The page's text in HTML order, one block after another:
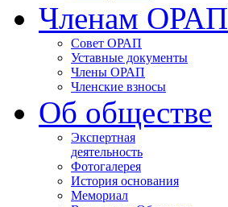
Членам ОРАП
Совет ОРАП
Уставные документы
Члены ОРАП
Членские взносы
Об обществе
Экспертная
деятельность
Фотогалерея
История основания
Мемориал